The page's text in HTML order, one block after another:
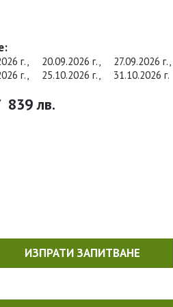
г., 20.09.2026 г.,
27.09.2026 г.,
г.,
25.10.2026 г., 31.10.2026 г.
839 лв.
ИЗПРАТИ ЗАПИТВАНЕ